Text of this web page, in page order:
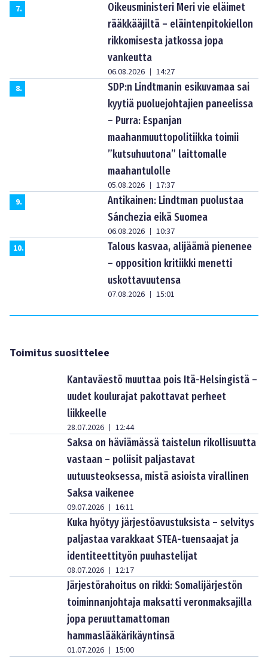
7.
Oikeusministeri Meri vie eläimet
rääkkääjiltä – eläintenpitokiellon
rikkomisesta jatkossa jopa
vankeutta
06.08.2026 | 14:27
8.
SDP:n Lindtmanin esikuvamaa sai
kyytiä puoluejohtajien paneelissa
– Purra: Espanjan
maahanmuuttopolitiikka toimii
”kutsuhuutona” laittomalle
maahantulolle
05.08.2026 | 17:37
9.
Antikainen: Lindtman puolustaa
Sánchezia eikä Suomea
06.08.2026 | 10:37
10.
Talous kasvaa, alijäämä pienenee
– opposition kritiikki menetti
uskottavuutensa
07.08.2026 | 15:01
Toimitus suosittelee
Kantaväestö muuttaa pois Itä-Helsingistä –
uudet koulurajat pakottavat perheet
liikkeelle
28.07.2026 | 12:44
Saksa on häviämässä taistelun rikollisuutta
vastaan – poliisit paljastavat
uutuusteoksessa, mistä asioista virallinen
Saksa vaikenee
09.07.2026 | 16:11
Kuka hyötyy järjestöavustuksista – selvitys
paljastaa varakkaat STEA-tuensaajat ja
identiteettityön puuhastelijat
08.07.2026 | 12:17
Järjestörahoitus on rikki: Somalijärjestön
toiminnanjohtaja maksatti veronmaksajilla
jopa peruuttamattoman
hammaslääkärikäyntinsä
01.07.2026 | 15:00